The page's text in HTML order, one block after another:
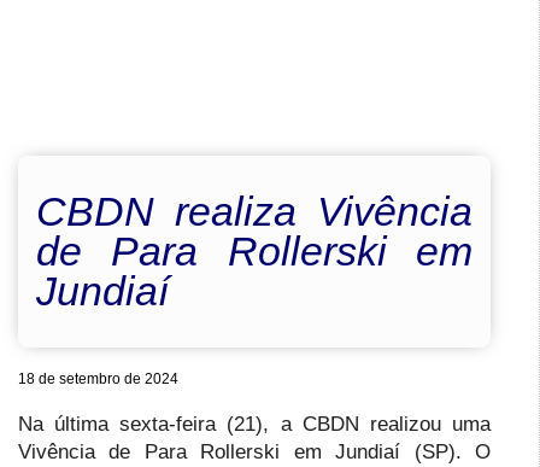
CBDN realiza Vivência
de Para Rollerski em
Jundiaí
18 de setembro de 2024
Na última sexta-feira (21), a CBDN realizou uma
Vivência de Para Rollerski em Jundiaí (SP). O